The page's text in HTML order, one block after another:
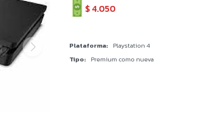
$4.050
Plataforma
Playstation 4
Tipo
Premium como nueva